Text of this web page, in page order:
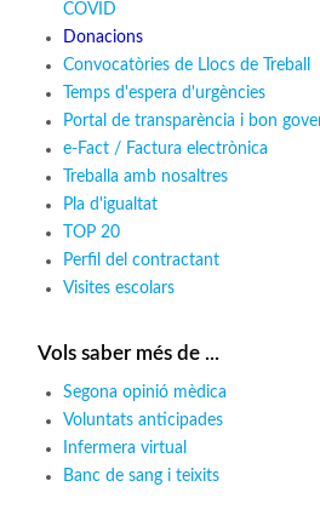
COVID
Donacions
Convocatòries de Llocs de Treball
Temps d'espera d'urgències
Portal de transparència i bon
e-Fact / Factura electrònica
Treballa amb nosaltres
Pla d'igualtat
TOP 20
Perfil del contractant
Visites escolars
Vols saber més de ...
Segona opinió mèdica
Voluntats anticipades
Infermera virtual
Banc de sang i teixits